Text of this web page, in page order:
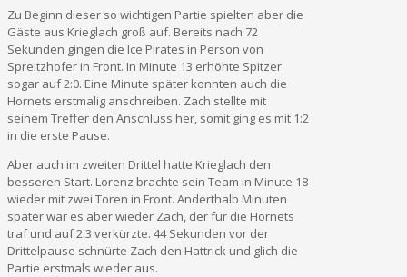
Zu Beginn dieser so wichtigen Partie spielten aber die
Gäste aus Krieglach groß auf. Bereits nach 72
Sekunden gingen die Ice Pirates in Person von
Spreitzhofer in Front. In Minute 13 erhöhte Spitzer
sogar auf 2:0. Eine Minute später konnten auch die
Hornets erstmalig anschreiben. Zach stellte mit
seinem Treffer den Anschluss her, somit ging es mit 1:2
in die erste Pause.
Aber auch im zweiten Drittel hatte Krieglach den
besseren Start. Lorenz brachte sein Team in Minute 18
wieder mit zwei Toren in Front. Anderthalb Minuten
später war es aber wieder Zach, der für die Hornets
traf und auf 2:3 verkürzte. 44 Sekunden vor der
Drittelpause schnürte Zach den Hattrick und glich die
Partie erstmals wieder aus.